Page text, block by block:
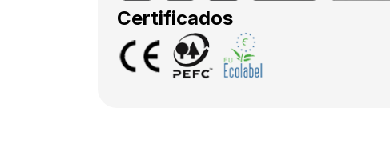
Certificados